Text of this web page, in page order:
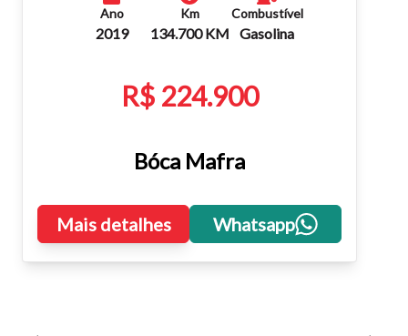
Ano
2019
Km
134.700 KM
Combustível
Gasolina
R$ 224.900
Bóca Mafra
Mais detalhes Whatsapp